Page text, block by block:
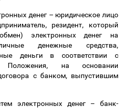
денег – юридическое лицо
резидент, который
электронных денег на
денежные средства,
деньги в соответствии с
Положения, на основании
с банком, выпустившим
электронных денег – банк-